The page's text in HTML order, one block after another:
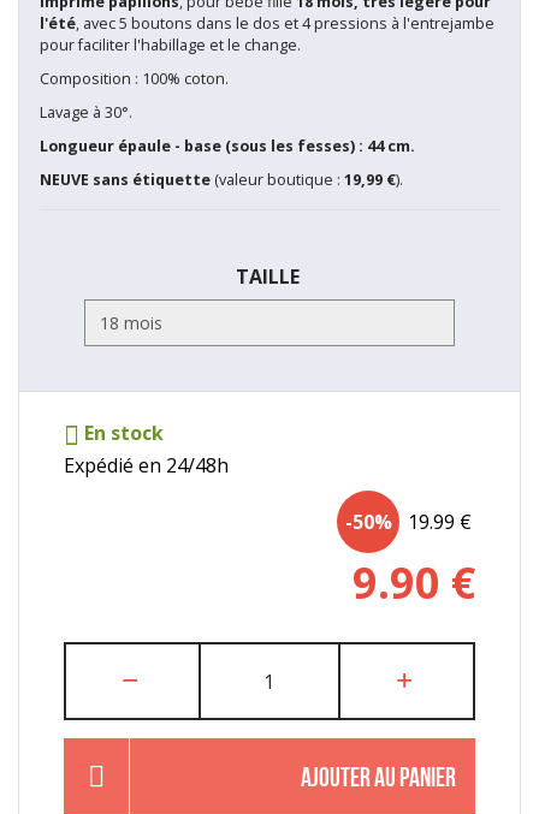
l'été, avec 5 boutons dans le dos et 4 pressions à l'entrejambe
pour faciliter l'habillage et le change.
Composition : 100% coton.
Lavage à 30°.
Longueur épaule - base (sous les fesses) : 44 cm.
NEUVE sans étiquette (valeur boutique : 19,99 €).
TAILLE
En stock
Expédié en 24/48h
-50% 19.99 €
9.90 €
AJOUTER AU PANIER